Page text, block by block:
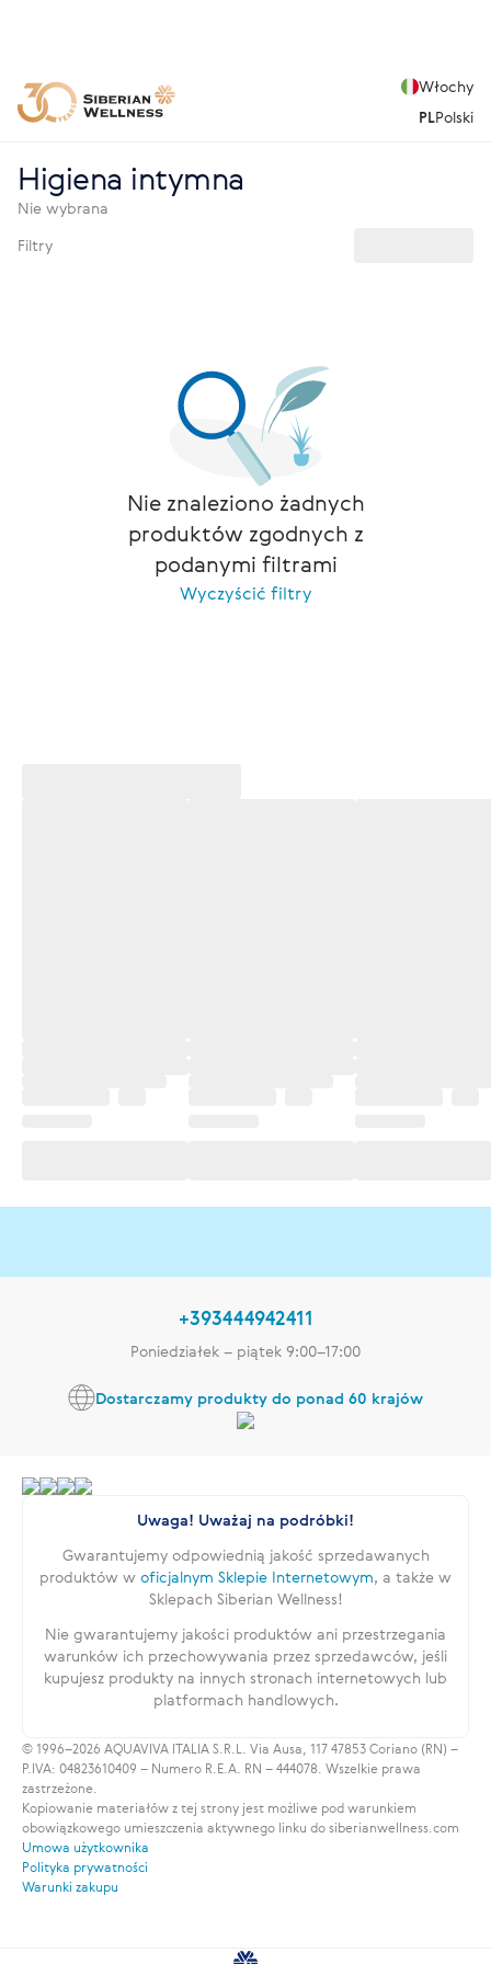
Włochy
PLPolski
Higiena intymna
Nie wybrana
Filtry
Nie znaleziono żadnych
produktów zgodnych z
podanymi filtrami
Wyczyścić filtry
+393444942411
Poniedziałek – piątek 9:00–17:00
Dostarczamy produkty do ponad 60 krajów
Uwaga! Uważaj na podróbki!
Gwarantujemy odpowiednią jakość sprzedawanych
produktów w oficjalnym Sklepie Internetowym, a także w
Sklepach Siberian Wellness!
Nie gwarantujemy jakości produktów ani przestrzegania
warunków ich przechowywania przez sprzedawców, jeśli
kupujesz produkty na innych stronach internetowych lub
platformach handlowych.
© 1996–2026 AQUAVIVA ITALIA S.R.L. Via Ausa, 117 47853 Coriano (RN) –
P.IVA: 04823610409 – Numero R.E.A. RN – 444078. Wszelkie prawa
zastrzeżone.
Kopiowanie materiałów z tej strony jest możliwe pod warunkiem
obowiązkowego umieszczenia aktywnego linku do siberianwellness.com
Umowa użytkownika
Polityka prywatności
Warunki zakupu